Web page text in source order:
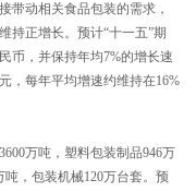
带动相关食品包装的需求，
持正增长。预计“十一五”期
币，并保持年均7%的增长速
，每年平均增速约维持在16%
万吨，塑料包装制品946万
，包装机械120万台套。预